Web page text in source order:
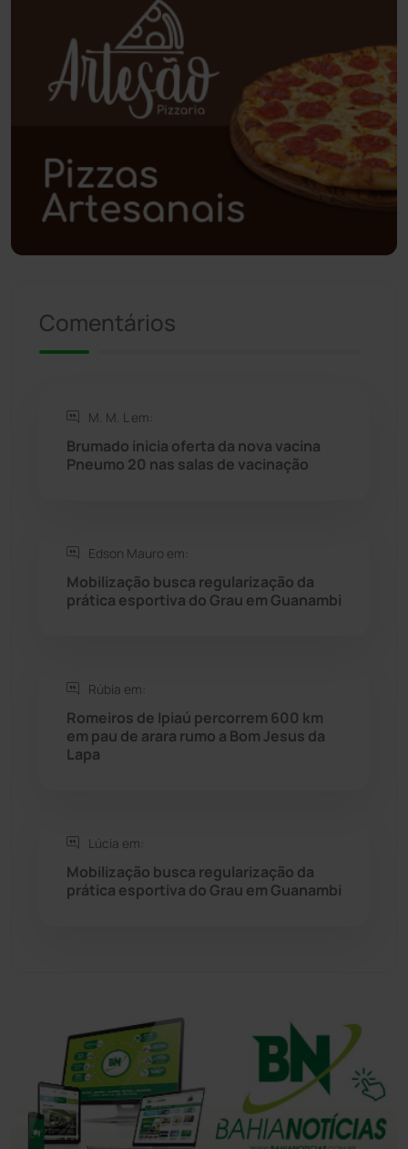
Planalto
Poções (182)
(59)
Polícia Militar (27)
Rio do Antônio
Seabra (50)
Sítio do Mato
Sudoeste Baiano (1530)
Tanque Novo
Tecnologia (12)
Comentários
M. M. L em:
Brumado inicia oferta da nova vacina
Pneumo 20 nas salas de vacinação
Edson Mauro em:
Mobilização busca regularização da
prática esportiva do Grau em Guanambi
Rúbia em:
Romeiros de Ipiaú percorrem 600 km
em pau de arara rumo a Bom Jesus da
Lapa
Lúcia em:
Mobilização busca regularização da
prática esportiva do Grau em Guanambi